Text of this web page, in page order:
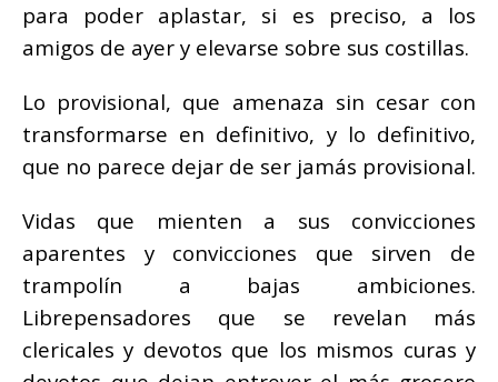
para poder aplastar, si es preciso, a los
amigos de ayer y elevarse sobre sus costillas.
Lo provisional, que amenaza sin cesar con
transformarse en definitivo, y lo definitivo,
que no parece dejar de ser jamás provisional.
Vidas que mienten a sus convicciones
aparentes y convicciones que sirven de
trampolín a bajas ambiciones.
Librepensadores que se revelan más
clericales y devotos que los mismos curas y